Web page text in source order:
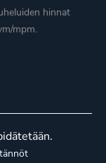
hinnat
mpm.